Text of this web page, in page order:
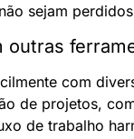
sejam
outras
com
de projetos,
de trabalho